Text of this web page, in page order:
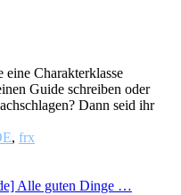
Charakterklasse
Guide schreiben oder
Dann seid ihr
, frx
Alle guten Dinge …